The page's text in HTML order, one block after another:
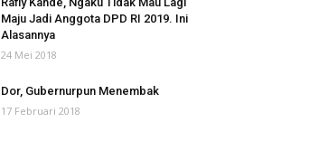
Maju Jadi Anggota DPD RI 2019. Ini
Alasannya
24 Mei 2018
Dor, Gubernurpun Menembak
17 Februari 2018